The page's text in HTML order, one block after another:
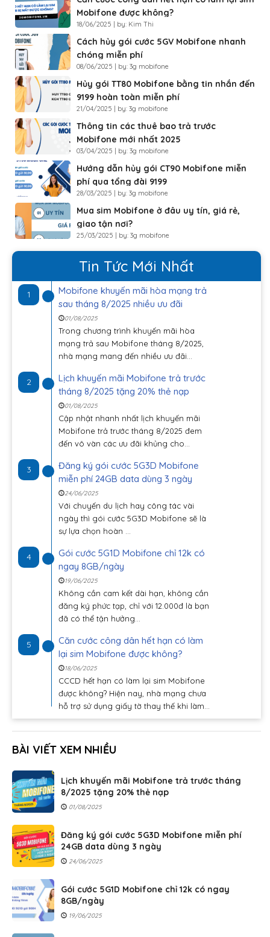
Mobifone được không?
18/06/2025 | by: Kim Thi
Cách hủy gói cước 5GV Mobifone nhanh
chóng miễn phí
08/06/2025 | by: 3g mobifone
Hủy gói TT80 Mobifone bằng tin nhắn đến
9199 hoàn toàn miễn phí
21/04/2025 | by: 3g mobifone
Thông tin các thuê bao trả trước
Mobifone mới nhất 2025
03/04/2025 | by: 3g mobifone
Hướng dẫn hủy gói CT90 Mobifone miễn
phí qua tổng đài 9199
28/03/2025 | by: 3g mobifone
Mua sim Mobifone ở đâu uy tín, giá rẻ,
giao tận nơi?
25/03/2025 | by: 3g mobifone
Tin Tức Mới Nhất
1
Mobifone khuyến mãi hòa mạng trả
sau tháng 8/2025 nhiều ưu đãi
01/08/2025
Trong chương trình khuyến mãi hòa
mạng trả sau Mobifone tháng 8/2025,
nhà mạng mang đến nhiều ưu đãi...
2
Lịch khuyến mãi Mobifone trả trước
tháng 8/2025 tặng 20% thẻ nạp
01/08/2025
Cập nhật nhanh nhất lịch khuyến mãi
Mobifone trả trước tháng 8/2025 đem
đến vô vàn các ưu đãi khủng cho...
3
Đăng ký gói cước 5G3D Mobifone
miễn phí 24GB data dùng 3 ngày
24/06/2025
Với chuyến du lịch hay công tác vài
ngày thì gói cước 5G3D Mobifone sẽ là
sự lựa chọn hoàn ...
4
Gói cước 5G1D Mobifone chỉ 12k có
ngay 8GB/ngày
19/06/2025
Không cần cam kết dài hạn, không cần
đăng ký phức tạp, chỉ với 12.000đ là bạn
đã có thể tận hưởng...
5
Căn cước công dân hết hạn có làm
lại sim Mobifone được không?
18/06/2025
CCCD hết hạn có làm lại sim Mobifone
được không? Hiện nay, nhà mạng chưa
hỗ trợ sử dụng giấy tờ thay thế khi làm...
BÀI VIẾT XEM NHIỀU
Lịch khuyến mãi Mobifone trả trước tháng
8/2025 tặng 20% thẻ nạp
01/08/2025
Đăng ký gói cước 5G3D Mobifone miễn phí
24GB data dùng 3 ngày
24/06/2025
Gói cước 5G1D Mobifone chỉ 12k có ngay
8GB/ngày
19/06/2025